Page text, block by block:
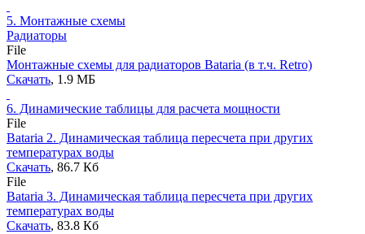
5. Монтажные схемы
Радиаторы
File
Монтажные схемы для радиаторов Bataria (в т.ч. Retro)
Скачать, 1.9 MБ
6. Динамические таблицы для расчета мощности
File
Bataria 2. Динамическая таблица пересчета при других
температурах воды
Скачать, 86.7 Кб
File
Bataria 3. Динамическая таблица пересчета при других
температурах воды
Скачать, 83.8 Кб